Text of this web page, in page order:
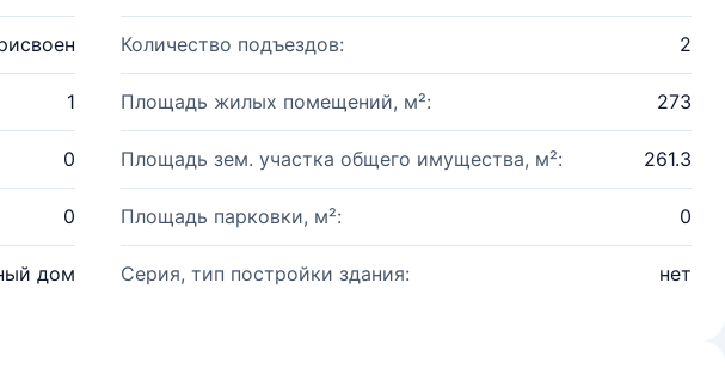
Количество подъездов: 2
1 Площадь жилых помещений, м²: 273
0 Площадь зем. участка общего имущества, м²: 261.3
0 Площадь парковки, м²: 0
дом Серия, тип постройки здания: нет